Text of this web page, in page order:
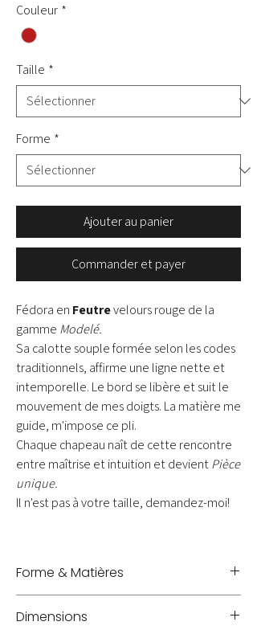
Couleur *
Taille *
Forme *
Ajouter au panier
Commander et payer
Fédora en Feutrevelours rouge de la
gamme Modelé.
Sa calotte souple formée selon les codes
traditionnels, affirme une ligne nette et
intemporelle. Le bord se libère et suit le
mouvement de mes doigts. La matière me
guide, m'impose ce pli.
Chaque chapeau naît de cette rencontre
entre maîtrise et intuition et devientPièce
unique.
Il n'est pas à votre taille, demandez-moi!
Forme & Matières
coquelicot
Dimensions